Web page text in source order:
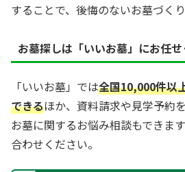
することで、後悔のないお墓づくり
お墓探しは「いいお墓」にお任
「いいお墓」では全国10,000件以
できるほか、資料請求や見学予約
お墓に関するお悩み相談もできま
合わせください。